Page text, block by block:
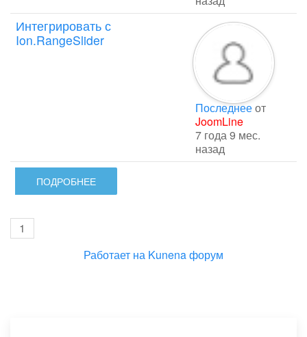
ПОДРОБНЕЕ
Интегрировать с
Ion.RangeSlider
Последнееот
JoomLine
7 года 9 мес.
назад
1
Работает на Kunena форум